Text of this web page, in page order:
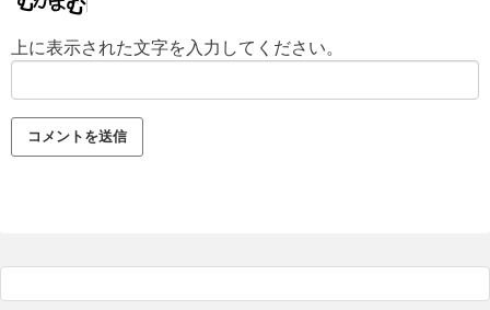
上に表示された文字を入力してください。